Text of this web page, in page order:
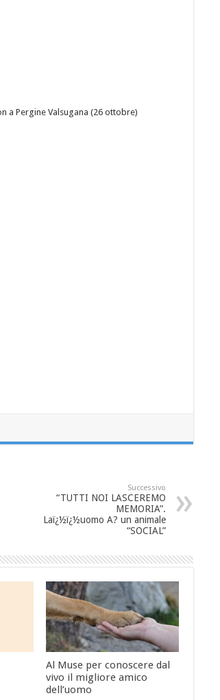
a Pergine Valsugana (26 ottobre)
Successivo
“TUTTI NOI LASCEREMO
MEMORIA”.
Laï¿½ï¿½uomo A? un animale
“SOCIAL”
Al Muse per conoscere dal
vivo il migliore amico
dell’uomo